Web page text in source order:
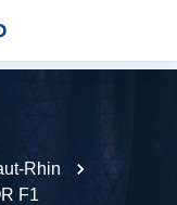
Rhin
F1